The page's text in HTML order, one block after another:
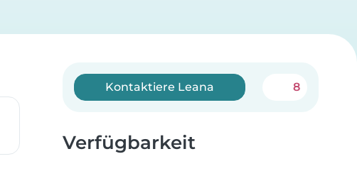
Kontaktiere Leana 8
Verfügbarkeit